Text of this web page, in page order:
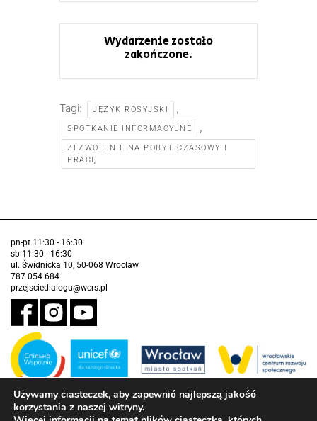
Wydarzenie zostało
zakończone.
Tagi: JĘZYK ROSYJSKI ,
SPOTKANIE INFORMACYJNE ,
ZEZWOLENIE NA POBYT CZASOWY I
PRACĘ
pn-pt 11:30 - 16:30
sb 11:30 - 16:30
ul. Świdnicka 10, 50-068 Wrocław
787 054 684
przejsciedialogu@wcrs.pl
Zadanie realizowane ze środków Gminy Wrocław w partnerstwie z
Funduszem Narodów Zjednoczonych na Rzecz Dzieci (UNICEF)
Używamy ciasteczek, aby zapewnić najlepszą jakość
korzystania z naszej witryny.